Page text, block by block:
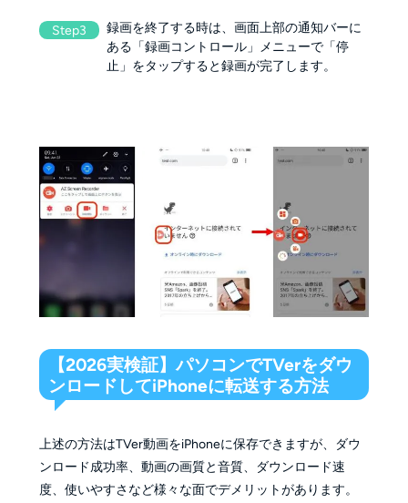
Step3
録画を終了する時は、画面上部の通知バーに
ある「録画コントロール」メニューで「停
止」をタップすると録画が完了します。
【2026実検証】パソコンでTVerをダウ
ンロードしてiPhoneに転送する方法
上述の方法はTVer動画をiPhoneに保存できますが、ダウ
ンロード成功率、動画の画質と音質、ダウンロード速
度、使いやすさなど様々な面でデメリットがあります。